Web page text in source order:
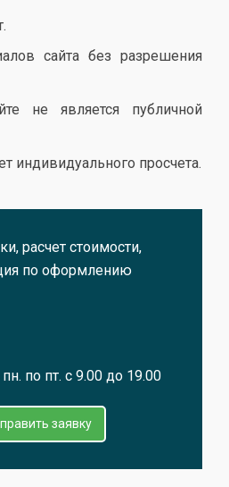
сайта без разрешения
не является публичной
индивидуального просчета.
расчет стоимости,
по оформлению
по пт. с 9.00 до 19.00
заявку